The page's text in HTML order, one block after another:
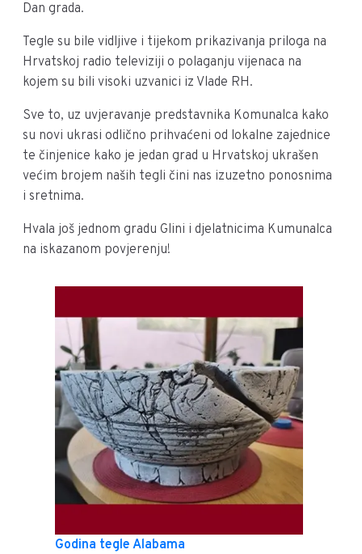
Dan grada.
Tegle su bile vidljive i tijekom prikazivanja priloga na
Hrvatskoj radio televiziji o polaganju vijenaca na
kojem su bili visoki uzvanici iz Vlade RH.
Sve to, uz uvjeravanje predstavnika Komunalca kako
su novi ukrasi odlično prihvaćeni od lokalne zajednice
te činjenice kako je jedan grad u Hrvatskoj ukrašen
većim brojem naših tegli čini nas izuzetno ponosnima
i sretnima.
Hvala još jednom gradu Glini i djelatnicima Kumunalca
na iskazanom povjerenju!
Godina tegle Alabama